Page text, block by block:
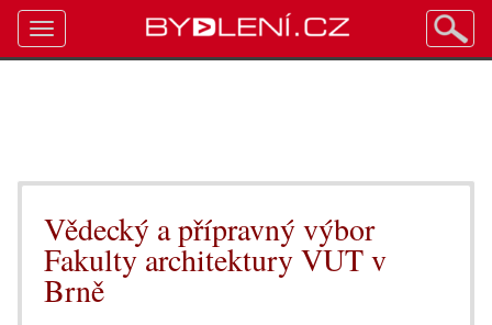
Vědecký a přípravný výbor
Fakulty architektury VUT v
Brně
Toggle
navigation